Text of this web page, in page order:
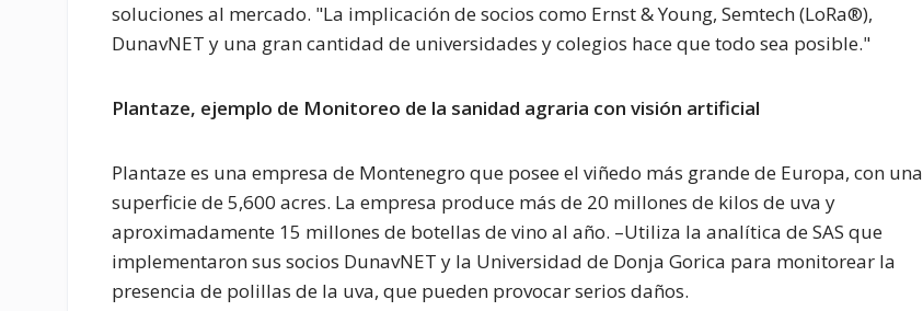
soluciones al mercado. "La implicación de socios como Ernst & Young, Semtech (LoRa®),
DunavNET y una gran cantidad de universidades y colegios hace que todo sea posible."
Plantaze, ejemplo de Monitoreo de la sanidad agraria con visión artificial
Plantaze es una empresa de Montenegro que posee el viñedo más grande de Europa, con una
superficie de 5,600 acres. La empresa produce más de 20 millones de kilos de uva y
aproximadamente 15 millones de botellas de vino al año. –Utiliza la analítica de SAS que
implementaron sus socios DunavNET y la Universidad de Donja Gorica para monitorear la
presencia de polillas de la uva, que pueden provocar serios daños.